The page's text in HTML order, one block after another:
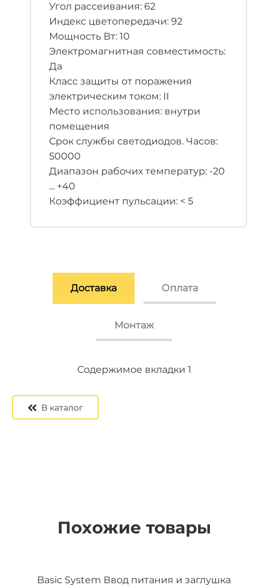
Угол рассеивания: 62
Индекс цветопередачи: 92
Мощность Вт: 10
Электромагнитная совместимость:
Да
Класс защиты от поражения
электрическим током: II
Место использования: внутри
помещения
Срок службы светодиодов. Часов:
50000
Диапазон рабочих температур: -20
... +40
Коэффициент пульсации: < 5
Доставка Оплата
Монтаж
Содержимое вкладки 1
Содержимое вкладки 2
Содержимое вкладки 3
В каталог
Похожие товары
Basic System Ввод питания и заглушка